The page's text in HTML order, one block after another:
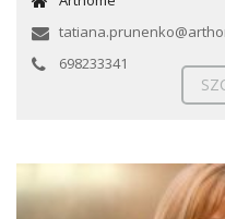
698233341